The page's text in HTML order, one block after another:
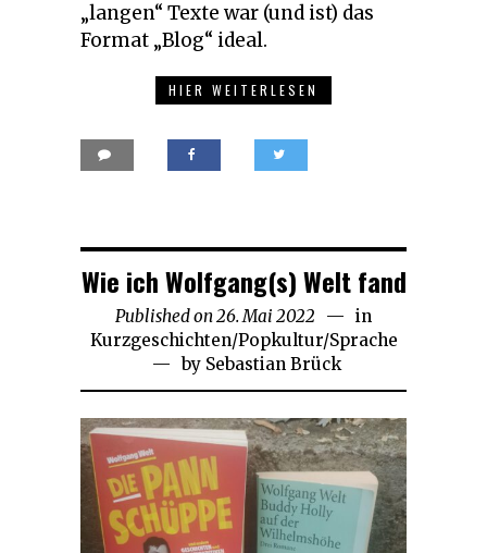
„langen“ Texte war (und ist) das
Format „Blog“ ideal.
HIER WEITERLESEN
Wie ich Wolfgang(s) Welt fand
Published on26. Mai 2022 17.
Februar
2026
in
Kurzgeschichten/Popkultur/Sprache
by Sebastian Brück